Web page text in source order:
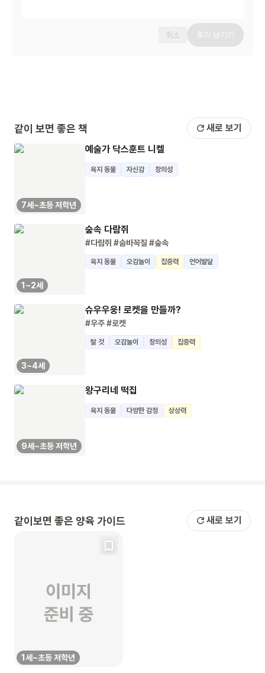
취소 후기 남기기
같이 보면 좋은 책 새로 보기
7세~초등 저학년
예술가 닥스훈트 니켈
육지 동물 자신감 창의성
1~2세
숲속 다람쥐
#다람쥐 #숨바꼭질 #숲속
육지 동물 오감놀이 집중력 언어발달
3~4세
슈우우웅! 로켓을 만들까?
#우주#로켓
탈 것 오감놀이 창의성 집중력
9세~초등 저학년
왕구리네 떡집
육지 동물 다양한 감정 상상력
같이보면 좋은 양육 가이드 새로 보기
1세~초등 저학년